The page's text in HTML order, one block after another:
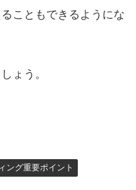
こともできるようにな
ょう。
ング重要ポイント